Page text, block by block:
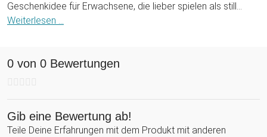
Geschenkidee für Erwachsene, die lieber spielen als still
sitzen!
Weiterlesen ...
0 von 0 Bewertungen
Gib eine Bewertung ab!
Teile Deine Erfahrungen mit dem Produkt mit anderen